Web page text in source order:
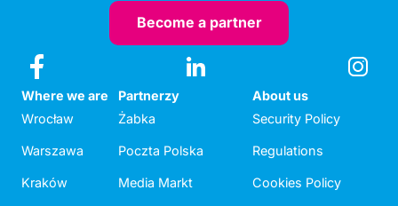
Become a partner
Where we are
Wrocław
Warszawa
Kraków
Partnerzy
Żabka
Poczta Polska
Media Markt
About us
Security Policy
Regulations
Cookies Policy